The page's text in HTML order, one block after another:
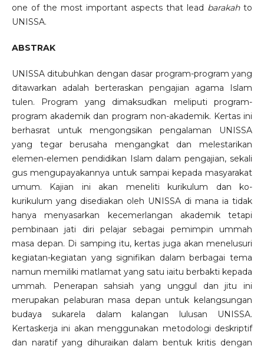
one of the most important aspects that lead barakahto
UNISSA.
ABSTRAK
UNISSA ditubuhkan dengan dasar program-program yang
ditawarkan adalah berteraskan pengajian agama Islam
tulen. Program yang dimaksudkan meliputi program-
program akademik dan program non-akademik. Kertas ini
berhasrat untuk mengongsikan pengalaman UNISSA
yang tegar berusaha mengangkat dan melestarikan
elemen-elemen pendidikan Islam dalam pengajian, sekali
gus mengupayakannya untuk sampai kepada masyarakat
umum. Kajian ini akan meneliti kurikulum dan ko-
kurikulum yang disediakan oleh UNISSA di mana ia tidak
hanya menyasarkan kecemerlangan akademik tetapi
pembinaan jati diri pelajar sebagai pemimpin ummah
masa depan. Di samping itu, kertas juga akan menelusuri
kegiatan-kegiatan yang signifikan dalam berbagai tema
namun memiliki matlamat yang satu iaitu berbakti kepada
ummah. Penerapan sahsiah yang unggul dan jitu ini
merupakan pelaburan masa depan untuk kelangsungan
budaya sukarela dalam kalangan lulusan UNISSA.
Kertaskerja ini akan menggunakan metodologi deskriptif
dan naratif yang dihuraikan dalam bentuk kritis dengan